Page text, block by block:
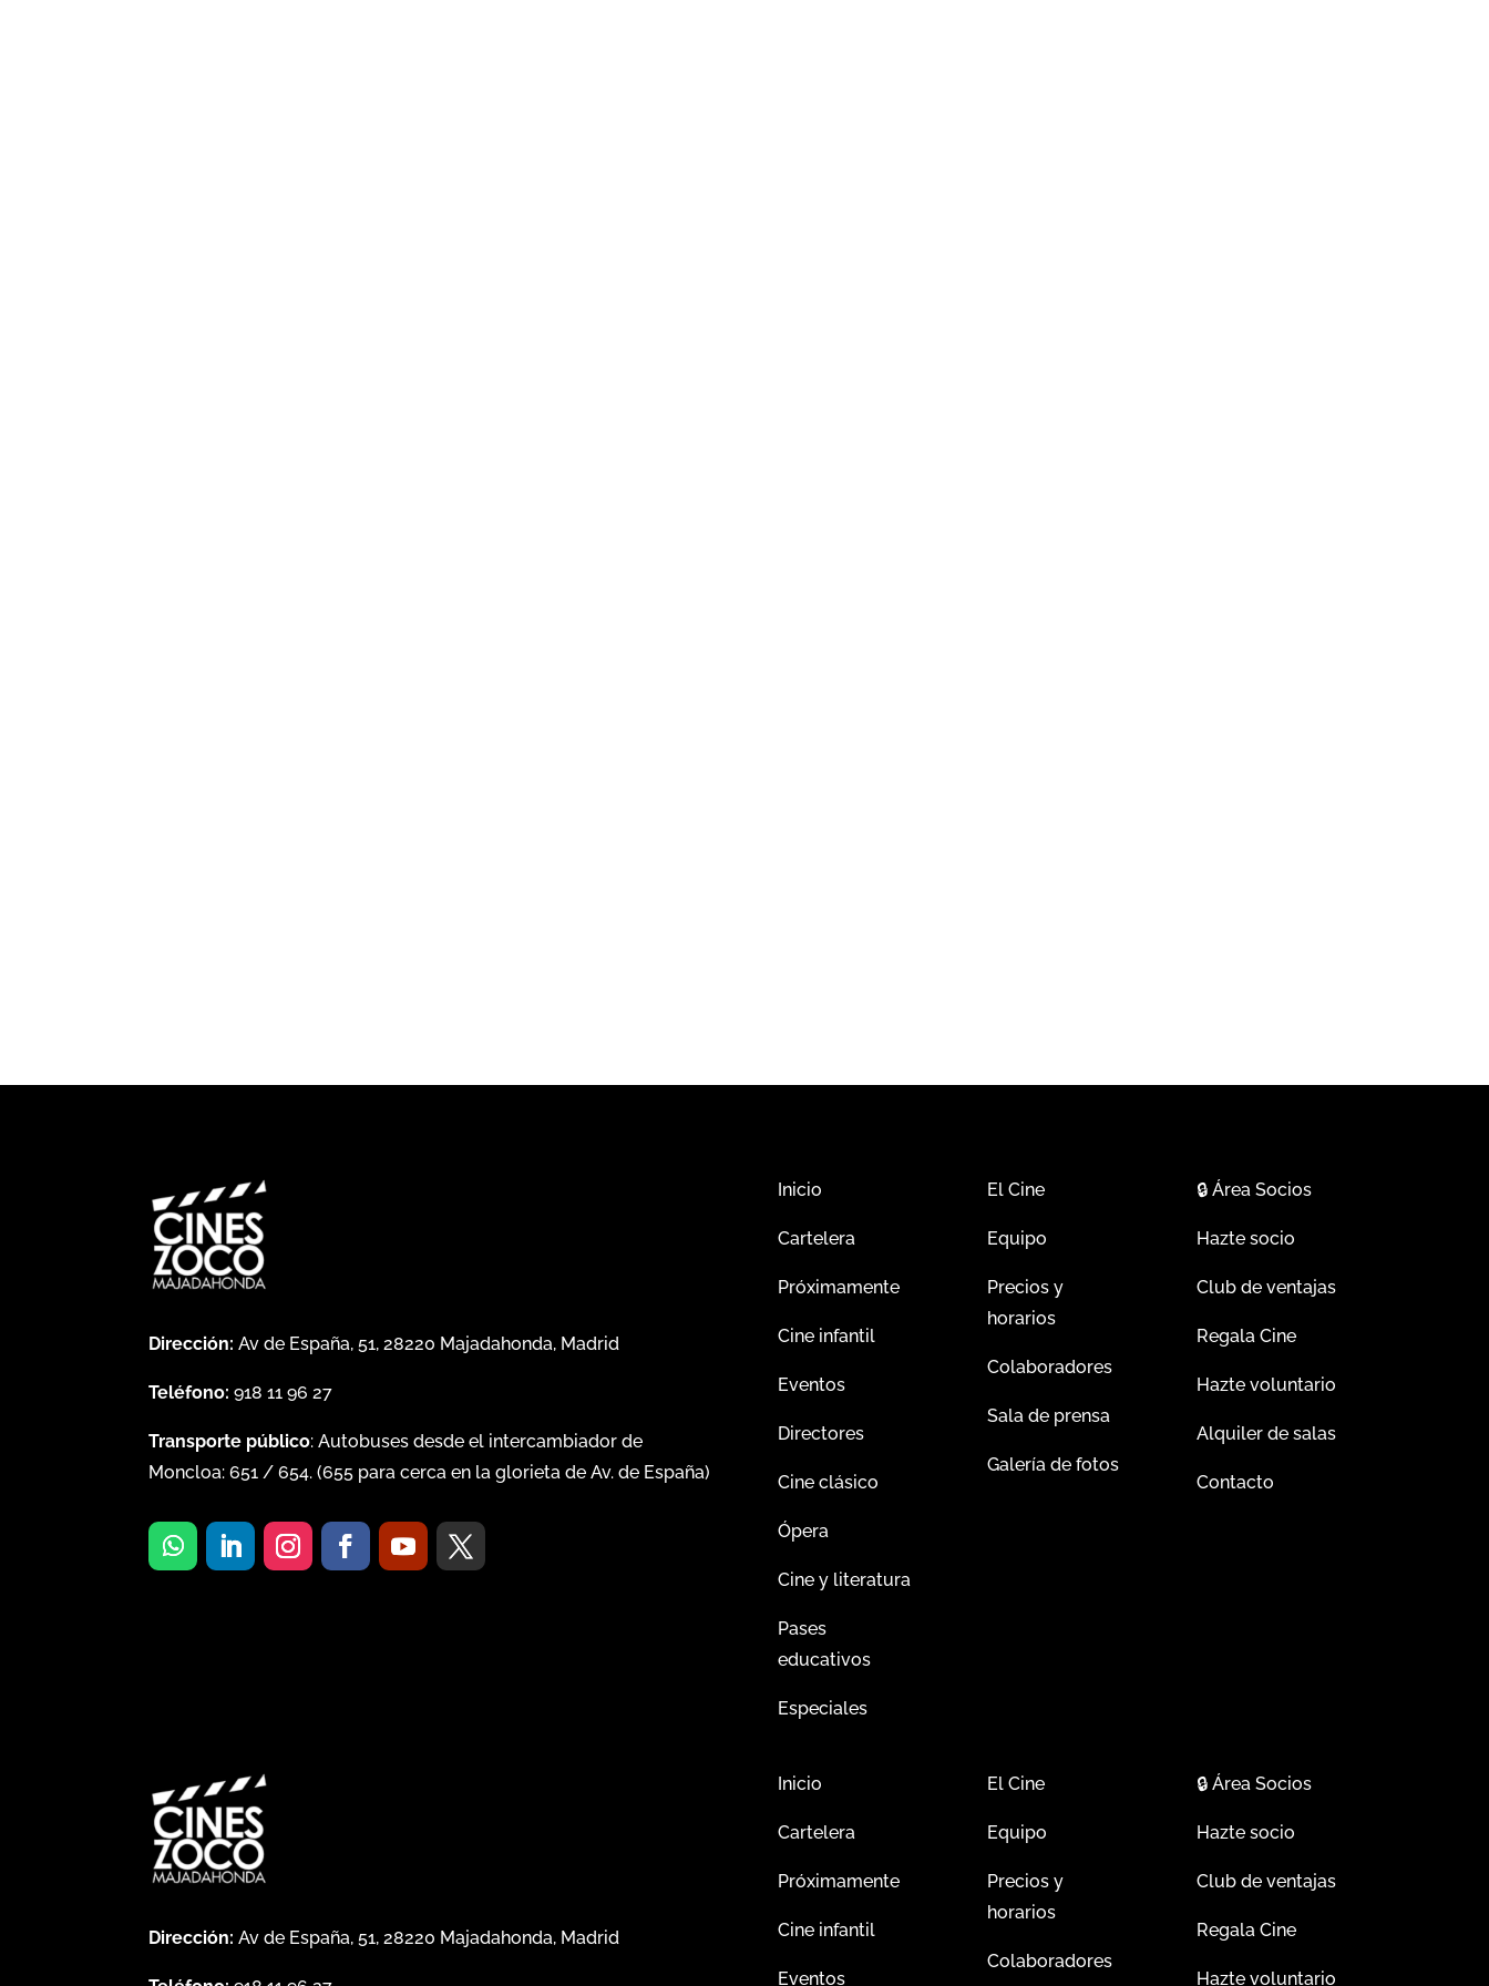
Dirección: Av de España, 51, 28220 Majadahonda, Madrid
Teléfono: 918 11 96 27
Transporte público: Autobuses desde el intercambiador de
Moncloa:651 /654. (655 para cerca en la glorieta de Av. de España)
Inicio
Cartelera
Próximamente
Cine infantil
Eventos
Directores
Cine clásico
Ópera
Cine y literatura
Pases
educativos
Especiales
El Cine
Equipo
Precios y
horarios
Colaboradores
Sala de prensa
Galería de fotos
🔒Área Socios
Hazte socio
Club de ventajas
Regala Cine
Hazte voluntario
Alquiler de salas
Contacto
Dirección: Av de España, 51, 28220 Majadahonda, Madrid
Inicio
Cartelera
Próximamente
Cine infantil
Eventos
El Cine
Equipo
Precios y
horarios
Colaboradores
🔒Área Socios
Hazte socio
Club de ventajas
Regala Cine
Hazte voluntario